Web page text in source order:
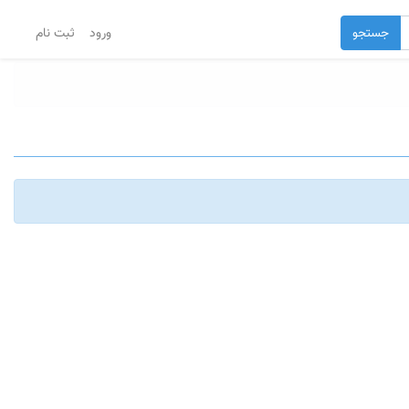
جستجو ورود ثبت نام